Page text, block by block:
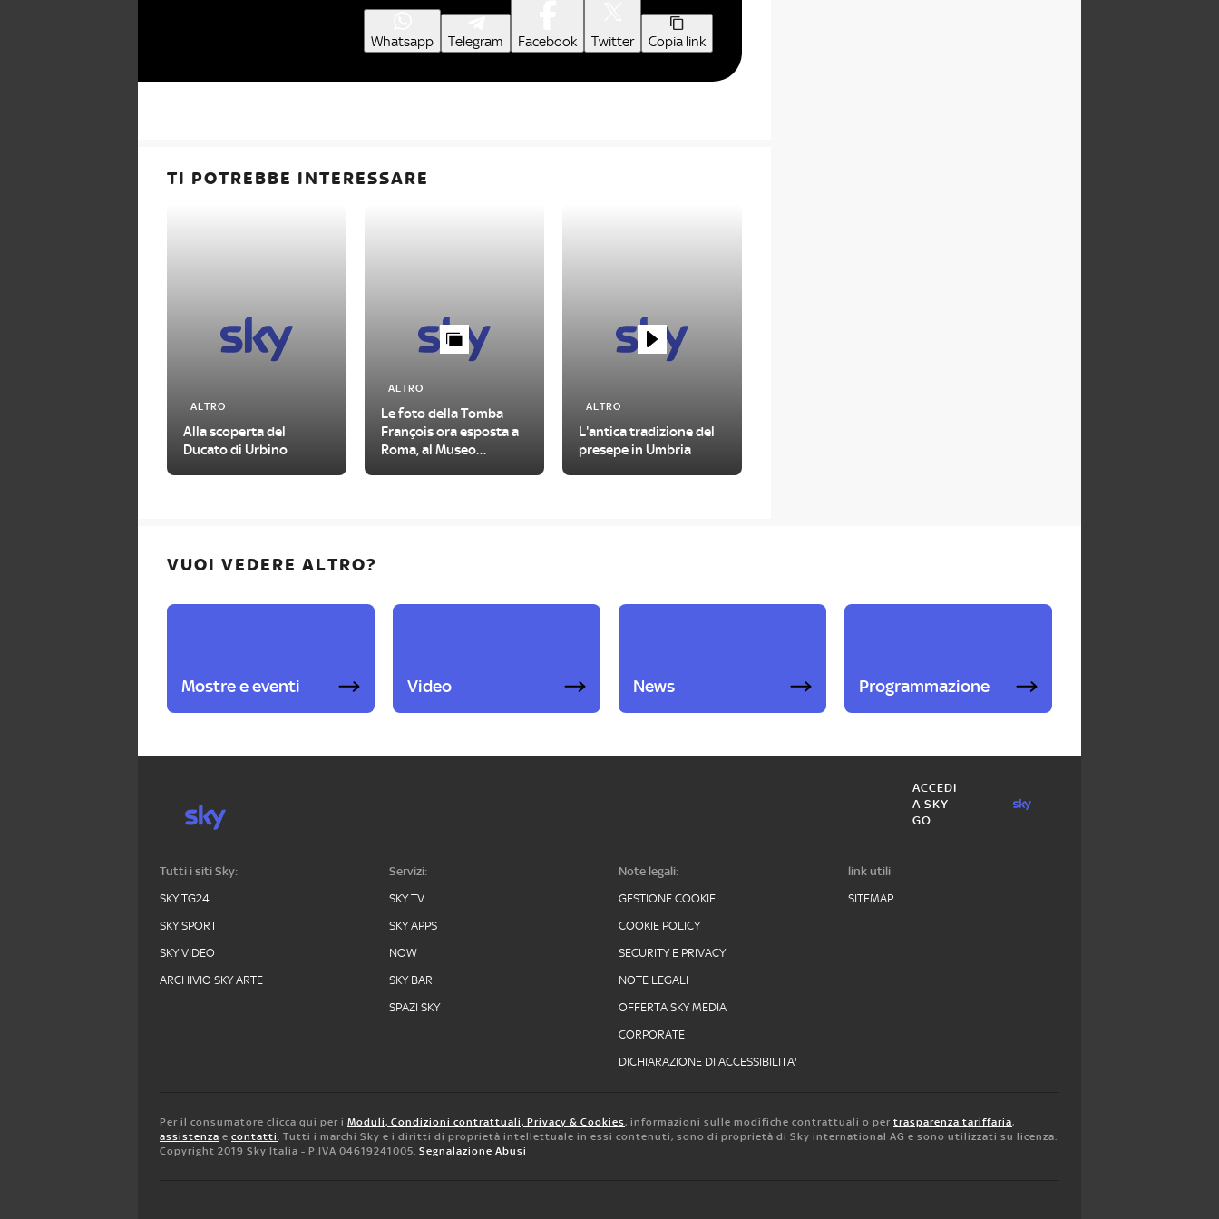
Whatsapp Telegram Facebook Twitter Copia link
TI POTREBBE INTERESSARE
ALTRO
Alla scoperta del
Ducato di Urbino
ALTRO
Le foto della Tomba
François ora esposta a
Roma, al Museo
ALTRO
L'antica tradizione del
presepe in Umbria
VUOI VEDERE ALTRO?
Mostre e eventi Video News Programmazione
ACCEDI
A SKY
GO
Tutti i siti Sky:
SKY TG24
SKY SPORT
SKY VIDEO
ARCHIVIO SKY ARTE
Servizi:
SKY TV
SKY APPS
NOW
SKY BAR
SPAZI SKY
Note legali:
GESTIONE COOKIE
COOKIE POLICY
SECURITY E PRIVACY
NOTE LEGALI
OFFERTA SKY MEDIA
CORPORATE
DICHIARAZIONE DI ACCESSIBILITA'
link utili
SITEMAP
Per il consumatore clicca qui per i Moduli, Condizioni contrattuali, Privacy & Cookies, informazioni sulle modifiche contrattuali o per trasparenza tariffaria,
assistenza e contatti. Tutti i marchi Sky e i diritti di proprietà intellettuale in essi contenuti, sono di proprietà di Sky international AG e sono utilizzati su licenza.
Copyright 2019 Sky Italia - P.IVA 04619241005. Segnalazione Abusi